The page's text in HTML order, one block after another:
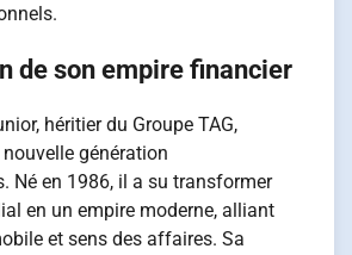
de son empire financier
héritier du Groupe TAG,
génération
Né en 1986, il a su transformer
en un empire moderne, alliant
et sens des affaires. Sa